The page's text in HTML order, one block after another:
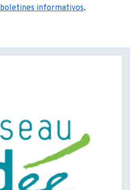
boletines informativos.